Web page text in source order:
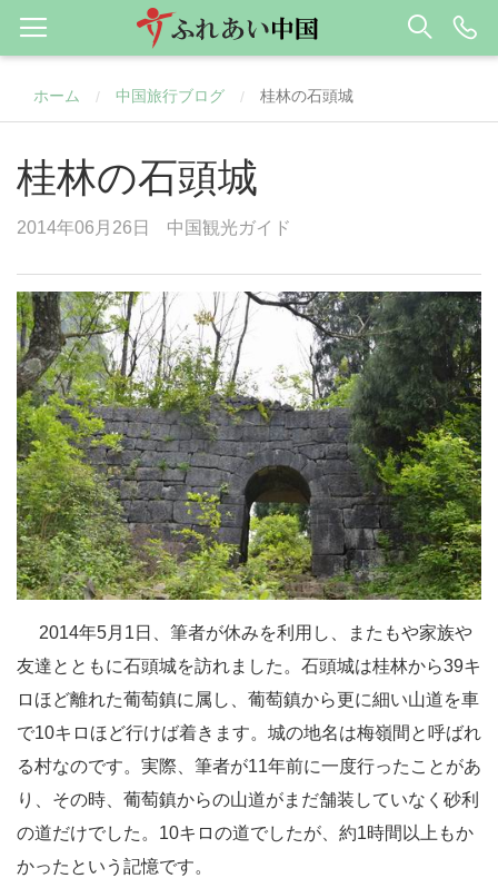
ホーム / 中国旅行ブログ / 桂林の石頭城
桂林の石頭城
2014年06月26日 中国観光ガイド
2014年5月1日、筆者が休みを利用し、またもや家族や
友達とともに石頭城を訪れました。石頭城は桂林から39キ
ロほど離れた葡萄鎮に属し、葡萄鎮から更に細い山道を車
で10キロほど行けば着きます。城の地名は梅嶺間と呼ばれ
る村なのです。実際、筆者が11年前に一度行ったことがあ
り、その時、葡萄鎮からの山道がまだ舗装していなく砂利
の道だけでした。10キロの道でしたが、約1時間以上もか
かったという記憶です。